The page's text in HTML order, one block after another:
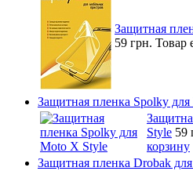
Защитная
59 грн. Товар
Защитная пленка Spolky
Style 59
корзину
Защитная пленка Drobak